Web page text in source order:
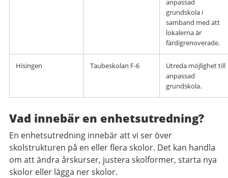
anpassad
grundskola i
samband med att
lokalerna är
färdigrenoverade.
Hisingen Taubeskolan F-6
Utreda möjlighet till
anpassad
grundskola.
Vad innebär en enhetsutredning?
En enhetsutredning innebär att vi ser över
skolstrukturen på en eller flera skolor. Det kan handla
om att ändra årskurser, justera skolformer, starta nya
skolor eller lägga ner skolor.